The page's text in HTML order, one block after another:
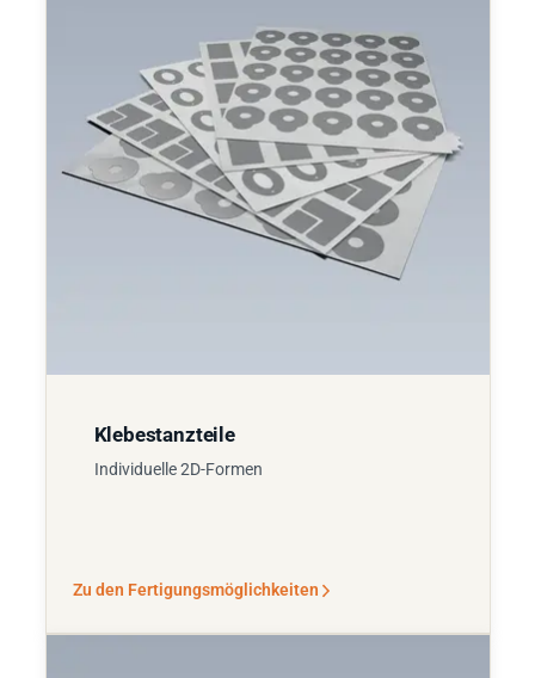
Klebestanzteile
Individuelle 2D-Formen
Zu den Fertigungsmöglichkeiten